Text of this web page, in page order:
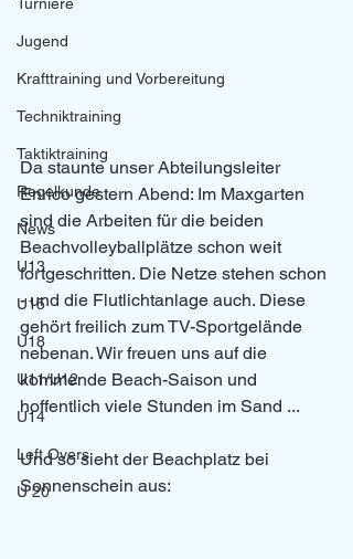
Jugend
Krafttraining und Vorbereitung
Techniktraining
Taktiktraining
Regelkunde
News
U13
U15
U18
U11/U12
U14
Left Overs
U 20
Da staunte unser Abteilungsleiter
Enrico gestern Abend: Im Maxgarten
sind die Arbeiten für die beiden
Beachvolleyballplätze schon weit
fortgeschritten. Die Netze stehen schon
- und die Flutlichtanlage auch. Diese
gehört freilich zum TV-Sportgelände
nebenan. Wir freuen uns auf die
kommende Beach-Saison und
hoffentlich viele Stunden im Sand ...
Und so sieht der Beachplatz bei
Sonnenschein aus: